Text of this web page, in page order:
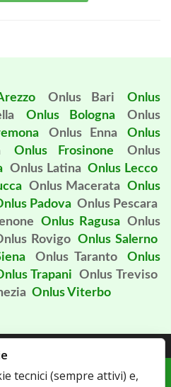
Onlus Bari
Onlus
Onlus Bologna
Onlus
Onlus Enna
Onlus
Onlus Frosinone
Onlus
Onlus Latina Onlus Lecco
Onlus Macerata
Onlus
Padova Onlus Pescara
Onlus Ragusa Onlus
Rovigo Onlus Salerno
Onlus Taranto
Onlus
Trapani
Onlus Treviso
Onlus Viterbo
: TUTTE LE
tecnici (sempre attivi) e,